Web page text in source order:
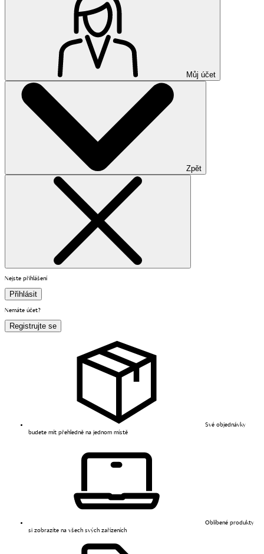
Můj účet
Zpět
Nejste přihlášení
Přihlásit
Nemáte účet?
Registrujte se
Své objednávky
budete mít přehledně na jednom místě
Oblíbené produkty
si zobrazíte na všech svých zařízeních